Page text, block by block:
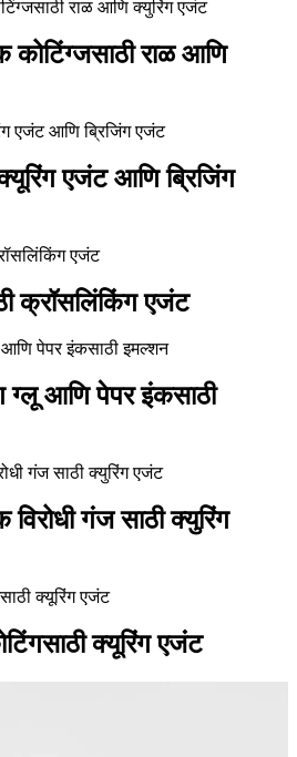
कोटिंग्जसाठी राळ आणि
एजंट आणि ब्रिजिंग
क्रॉसलिंकिंग एजंट
ग्लू आणि पेपर इंकसाठी
विरोधी गंज साठी क्युरिंग
क्यूरिंग एजंट